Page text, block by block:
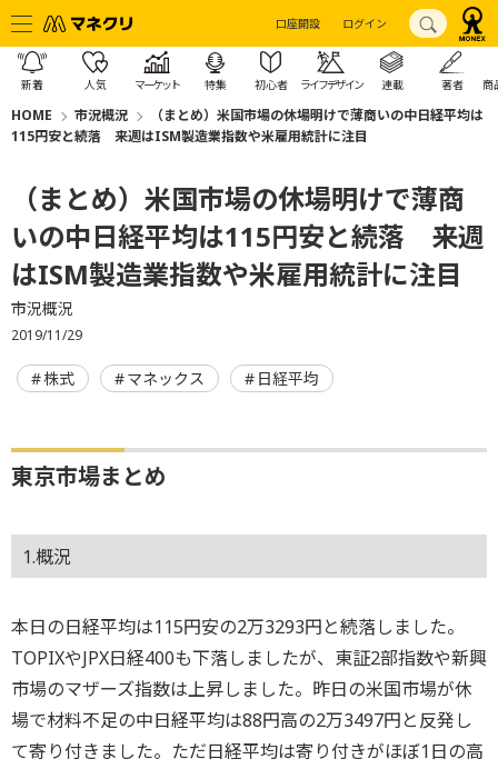
口座開設 ログイン
新着 人気 マーケット 特集 初心者 ライフデザイン 連載 著者 商
HOME 市況概況
（まとめ）米国市場の休場明けで薄商いの中日経平均は
115円安と続落 来週はISM製造業指数や米雇用統計に注目
（まとめ）米国市場の休場明けで薄商
いの中日経平均は115円安と続落 来週
はISM製造業指数や米雇用統計に注目
市況概況
2019/11/29
株式 マネックス 日経平均
東京市場まとめ
1.概況
本日の日経平均は115円安の2万3293円と続落しました。
TOPIXやJPX日経400も下落しましたが、東証2部指数や新興
市場のマザーズ指数は上昇しました。昨日の米国市場が休
場で材料不足の中日経平均は88円高の2万3497円と反発し
て寄り付きました。ただ日経平均は寄り付きがほぼ1日の高